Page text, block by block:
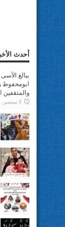
أحدث
ببالغ
والمثقفين
8 سبتمبر، 2025